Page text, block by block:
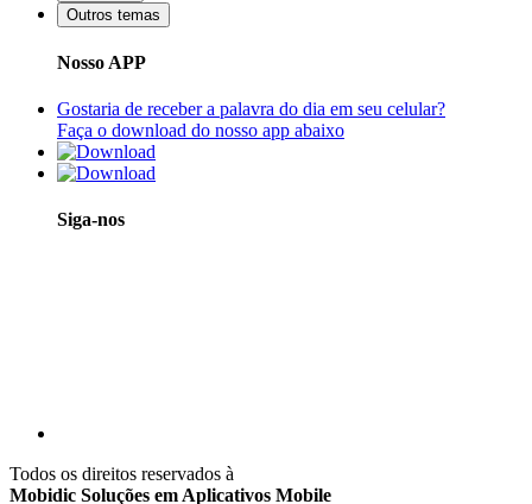
Outros temas
Nosso APP
Gostaria de receber a palavra do dia em seu celular?
Faça o download do nosso app abaixo
Siga-nos
Todos os direitos reservados à
Mobidic Soluções em Aplicativos Mobile